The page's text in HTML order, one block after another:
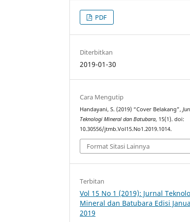
PDF
Diterbitkan
2019-01-30
Cara Mengutip
Handayani, S. (2019) “Cover Belakang”,
Teknologi Mineral dan Batubara, 15(1). doi:
10.30556/jtmb.Vol15.No1.2019.1014.
Format Sitasi Lainnya
Terbitan
Vol 15 No 1 (2019): Jurnal
Mineral dan Batubara Edisi
2019